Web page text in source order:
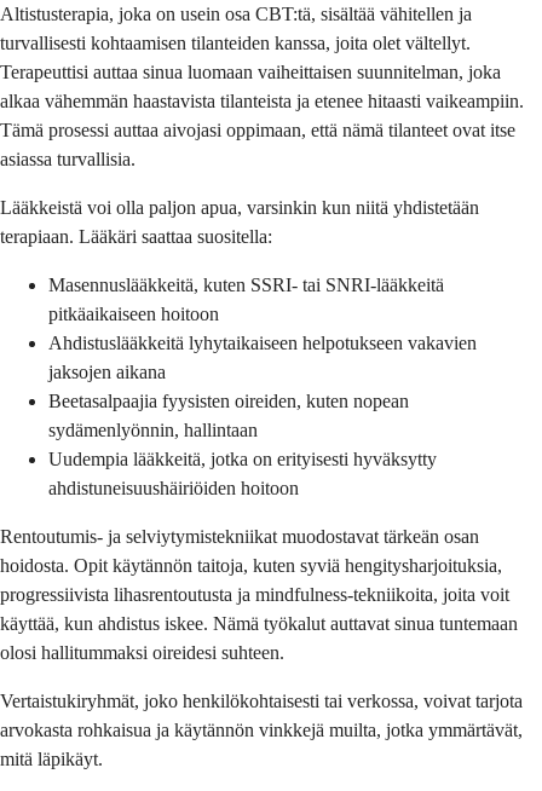
Altistusterapia, joka on usein osa CBT:tä, sisältää vähitellen ja
turvallisesti kohtaamisen tilanteiden kanssa, joita olet vältellyt.
Terapeuttisi auttaa sinua luomaan vaiheittaisen suunnitelman, joka
alkaa vähemmän haastavista tilanteista ja etenee hitaasti vaikeampiin.
Tämä prosessi auttaa aivojasi oppimaan, että nämä tilanteet ovat itse
asiassa turvallisia.
Lääkkeistä voi olla paljon apua, varsinkin kun niitä yhdistetään
terapiaan. Lääkäri saattaa suositella:
Masennuslääkkeitä, kuten SSRI- tai SNRI-lääkkeitä
pitkäaikaiseen hoitoon
Ahdistuslääkkeitä lyhytaikaiseen helpotukseen vakavien
jaksojen aikana
Beetasalpaajia fyysisten oireiden, kuten nopean
sydämenlyönnin, hallintaan
Uudempia lääkkeitä, jotka on erityisesti hyväksytty
ahdistuneisuushäiriöiden hoitoon
Rentoutumis- ja selviytymistekniikat muodostavat tärkeän osan
hoidosta. Opit käytännön taitoja, kuten syviä hengitysharjoituksia,
progressiivista lihasrentoutusta ja mindfulness-tekniikoita, joita voit
käyttää, kun ahdistus iskee. Nämä työkalut auttavat sinua tuntemaan
olosi hallitummaksi oireidesi suhteen.
Vertaistukiryhmät, joko henkilökohtaisesti tai verkossa, voivat tarjota
arvokasta rohkaisua ja käytännön vinkkejä muilta, jotka ymmärtävät,
mitä läpikäyt.